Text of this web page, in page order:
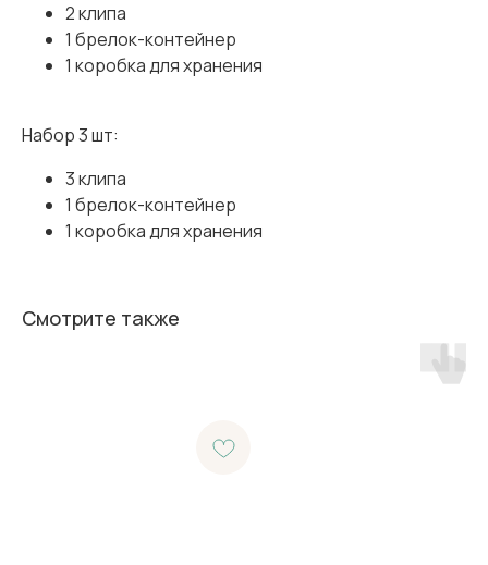
2 клипа
1 брелок-контейнер
1 коробка для хранения
Набор 3 шт:
3 клипа
1 брелок-контейнер
1 коробка для хранения
Смотрите также